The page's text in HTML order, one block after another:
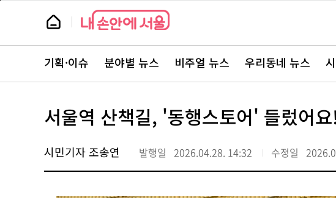
본
뉴
스
뉴
스
주
서
바
로
기획·이슈 분야별 뉴스 비주얼 뉴스 우리동네 뉴스
서울역 산책길, '동행스토어' 들렀어
시민기자 조송연 발행일 2026.04.28. 14:32 수정일
페